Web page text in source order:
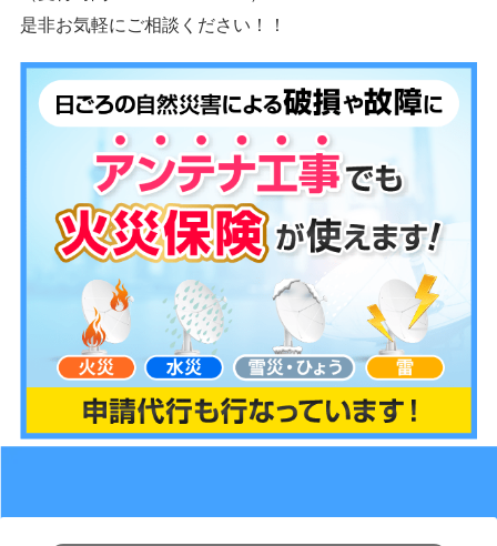
是非お気軽にご相談ください！！